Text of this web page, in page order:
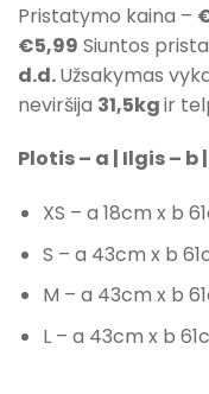
Pristatymo kaina –
€5,99 Siuntos
d.d.Užsakymas
neviršija 31,5kgir
Plotis – a | Ilgis – b
XS – a 18cm x b
S – a 43cm x b
M – a 43cm x b
L – a 43cm x b